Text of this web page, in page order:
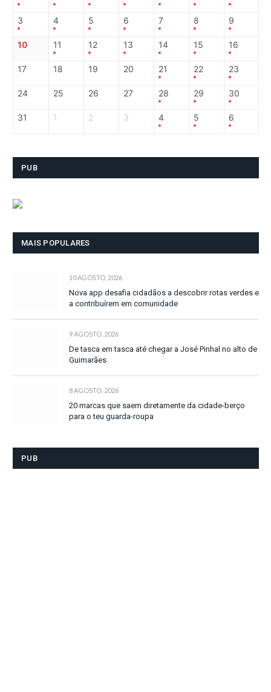
3 4 5 6 7 8 9
10 11 12 13 14 15 16
17 18 19 20 21 22 23
24 25 26 27 28 29 30
31 1 2 3 4 5 6
PUB
MAIS POPULARES
10 AGOSTO, 2026
Nova app desafia cidadãos a descobrir rotas verdes e
a contribuírem em comunidade
9 AGOSTO, 2026
De tasca em tasca até chegar a José Pinhal no alto de
Guimarães
8 AGOSTO, 2026
20 marcas que saem diretamente da cidade-berço
para o teu guarda-roupa
PUB